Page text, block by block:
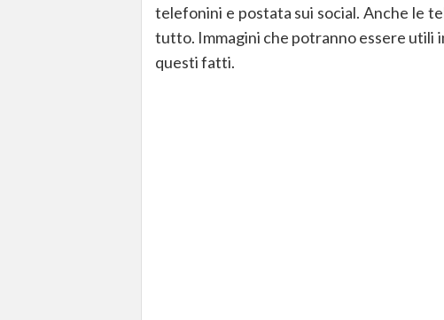
telefonini e postata sui social. Anche le
tutto. Immagini che potranno essere utili
questi fatti.